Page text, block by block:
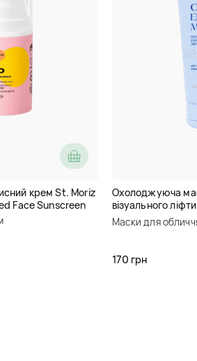
крем St. Moriz
Face Sunscreen
Охолоджуюча
візуального
Effect Mask
Маски для
170 грн